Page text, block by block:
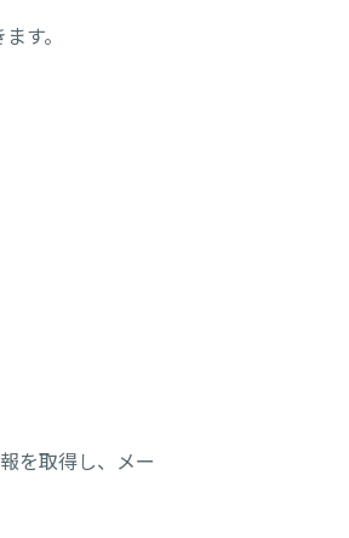
す。
を取得し、メー